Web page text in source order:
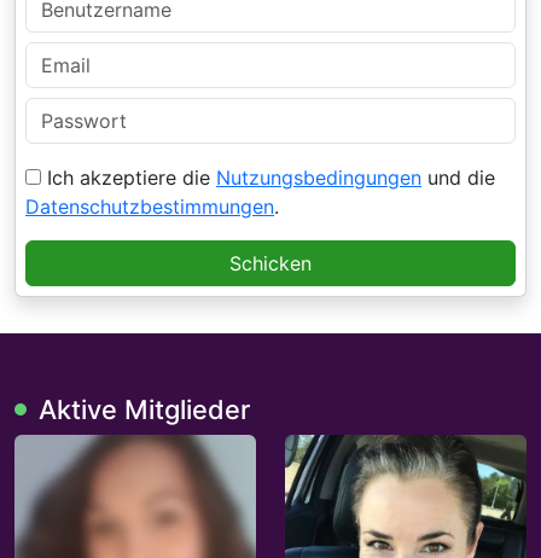
Ich akzeptiere die Nutzungsbedingungen und die
Datenschutzbestimmungen.
Schicken
Aktive Mitglieder